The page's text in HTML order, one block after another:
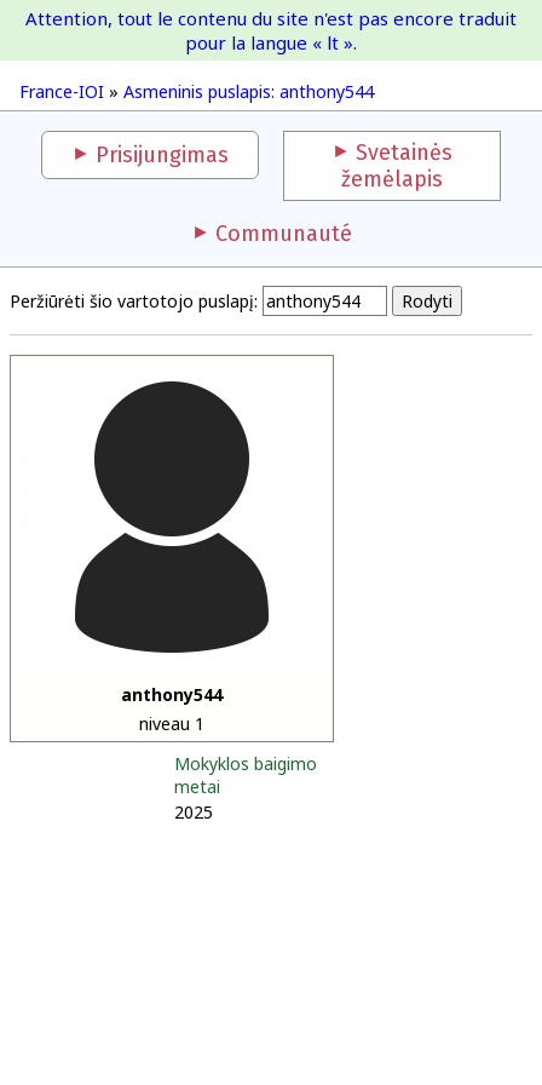
France-IOI
France-IOI » Asmeninis puslapis: anthony544
Attention, tout le contenu du site n'est pas encore traduit
pour la langue « lt ».
Prisijungimas
Svetainės
žemėlapis
Communauté
Peržiūrėti šio vartotojo puslapį:
anthony544
niveau 1
Mokyklos baigimo
metai
2025